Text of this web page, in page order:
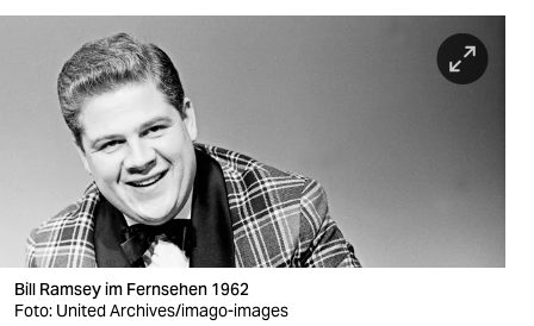
sport
berlin
wahrheit
verlag
verlag
Bill Ramsey im Fernsehen 1962
Foto: United Archives/imago-images